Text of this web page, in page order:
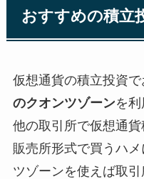
おすすめの積立
仮想通貨の積立投資
のクオンツゾーンを利
他の取引所で仮想通
販売所形式で買うハ
ツゾーンを使えば取